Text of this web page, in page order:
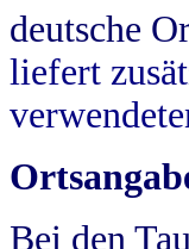
deutsche
liefert
Bei den